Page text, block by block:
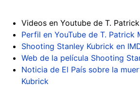
Videos en Youtube de T.
Perfil en YouTube de T. Patrick
Shooting Stanley Kubrick en
Web de la película Shooting
Noticia de El País sobre la
Kubrick